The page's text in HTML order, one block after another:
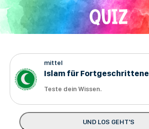
Direkt
zum
Inhalt
QUIZ
mittel
Islam für Fortgeschrittene
Teste dein Wissen.